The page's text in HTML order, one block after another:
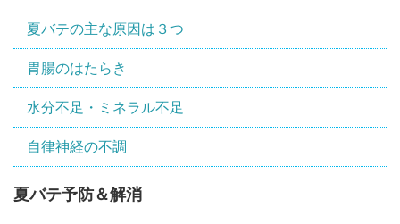
夏バテの主な原因は３つ
胃腸のはたらき
水分不足・ミネラル不足
自律神経の不調
夏バテ予防＆解消